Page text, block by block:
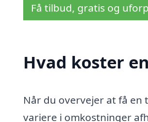
Få tilbud, gratis og
Hvad koster
Når du overvejer at få
variere i omkostninger